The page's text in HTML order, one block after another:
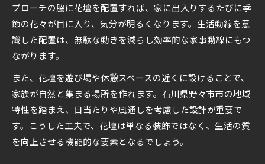
プローチの脇に花壇を配置すれば、家に出入りするたびに季
節の花々が目に入り、気分が明るくなります。生活動線を意
識した配置は、無駄な動きを減らし効率的な家事動線にもつ
ながります。
また、花壇を遊び場や休憩スペースの近くに設けることで、
家族が自然と集まる場所を作れます。石川県野々市市の地域
特性を踏まえ、日当たりや風通しを考慮した設計が重要で
す。こうした工夫で、花壇は単なる装飾ではなく、生活の質
を向上させる機能的な要素となるでしょう。